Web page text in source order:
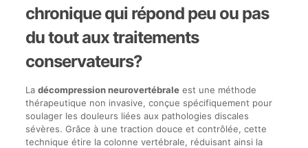
chronique qui répond peu ou pas
du tout aux traitements
conservateurs?
La décompression neurovertébraleest une méthode
thérapeutique non invasive, conçue spécifiquement pour
soulager les douleurs liées aux pathologies discales
sévères. Grâce à une traction douce et contrôlée, cette
technique étire la colonne vertébrale, réduisant ainsi la